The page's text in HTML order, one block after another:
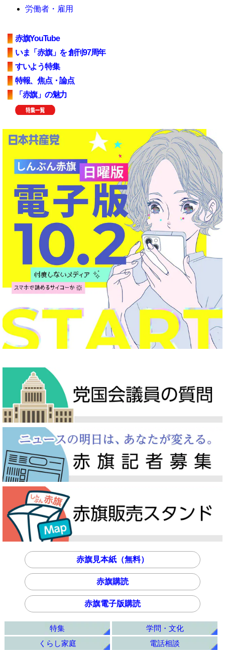
労働者・雇用
赤旗YouTube
いま「赤旗」を 創刊97周年
すいよう特集
特報、焦点・論点
「赤旗」の魅力
赤旗見本紙（無料）
赤旗購読
赤旗電子版購読
特集
学問・文化
くらし家庭
電話相談